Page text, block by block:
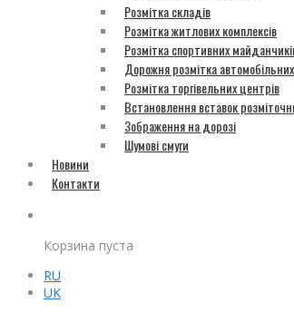
Розмітка складів
Розмітка житлових комплексів
Розмітка спортивних
Дорожня розмітка
Розмітка торгівельних центрів
Встановлення вставок
Зображення на дорозі
Шумові смуги
Новини
Контакти
Корзина пуста
RU
UK